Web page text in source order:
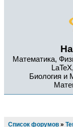
Математика,
Биология и
Список форумов »